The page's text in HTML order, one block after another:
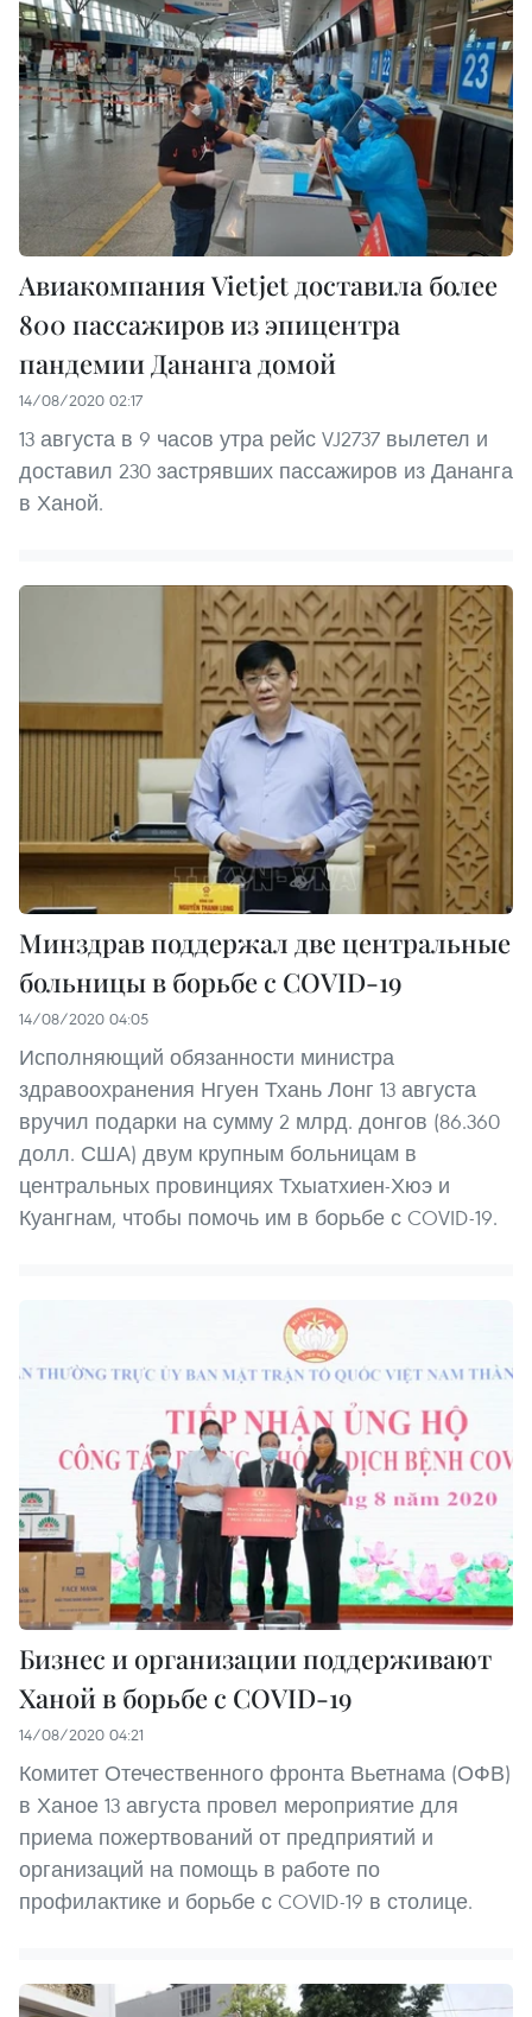
Авиакомпания Vietjet доставила более
800 пассажиров из эпицентра
пандемии Дананга домой
14/08/2020 02:17
13 августа в 9 часов утра рейс VJ2737 вылетел и
доставил 230 застрявших пассажиров из Дананга
в Ханой.
Минздрав поддержал две центральные
больницы в борьбе с COVID-19
14/08/2020 04:05
Исполняющий обязанности министра
здравоохранения Нгуен Тхань Лонг 13 августа
вручил подарки на сумму 2 млрд. донгов (86.360
долл. США) двум крупным больницам в
центральных провинциях Тхыатхиен-Хюэ и
Куангнам, чтобы помочь им в борьбе с COVID-19.
Бизнес и организации поддерживают
Ханой в борьбе с COVID-19
14/08/2020 04:21
Комитет Отечественного фронта Вьетнама (ОФВ)
в Ханое 13 августа провел мероприятие для
приема пожертвований от предприятий и
организаций на помощь в работе по
профилактике и борьбе с COVID-19 в столице.